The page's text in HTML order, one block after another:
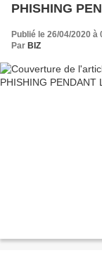
PHISHING
Publié le 26/04/2020 à
Par BIZ